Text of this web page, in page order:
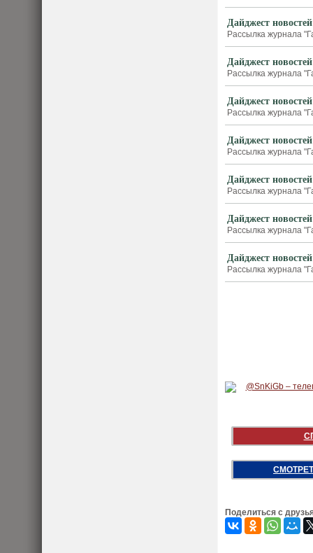
Дайджест
Рассылка журнала
Дайджест
Рассылка журнала
Дайджест
Рассылка журнала
Дайджест
Рассылка журнала
Дайджест
Рассылка журнала
Дайджест
Рассылка журнала
Дайджест
Рассылка журнала
Поделиться с